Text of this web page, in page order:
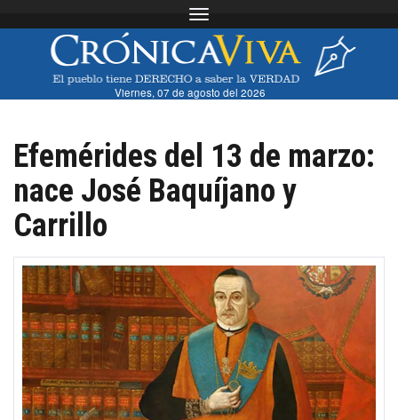
Toggle navigation
Viernes, 07 de agosto del 2026
Efemérides del 13 de marzo:
nace José Baquíjano y
Carrillo